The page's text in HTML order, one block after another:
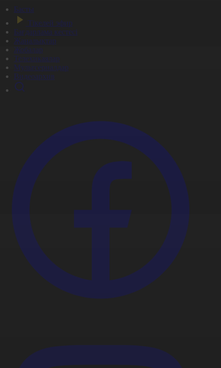
Басты
Тікелей эфир
Бағдарлама кестесі
Жаңалықтар
Жобалар
Телехикаялар
Мультсериалдар
Видеоархив